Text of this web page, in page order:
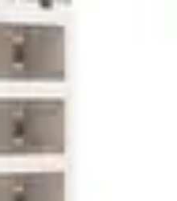
Guides pratiques